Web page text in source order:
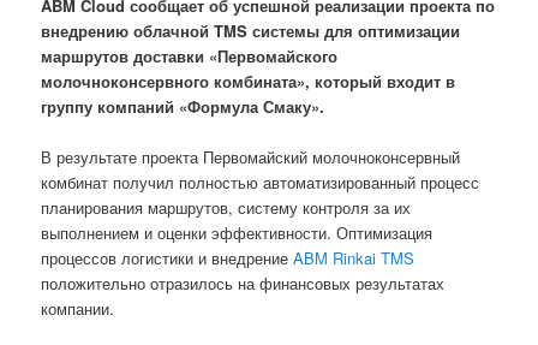
ABM Cloud сообщает об успешной реализации проекта по
внедрению облачной TMS системы для оптимизации
маршрутов доставки «Первомайского
молочноконсервного комбината», который входит в
группу компаний «Формула Смаку».
В результате проекта Первомайский молочноконсервный
комбинат получил полностью автоматизированный процесс
планирования маршрутов, систему контроля за их
выполнением и оценки эффективности. Оптимизация
процессов логистики и внедрениеABM Rinkai TMS
положительно отразилось на финансовых результатах
компании.